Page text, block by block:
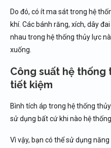
Do đó, có ít ma sát trong hệ
khí. Các bánh răng, xích, dây
nhau trong hệ thống thủy lực
xuống.
Công suất hệ
tiết kiệm
Bình tích áp trong hệ thống
sử dụng bất cứ khi nào hệ thống
Vì vậy, bạn có thể sử dụng